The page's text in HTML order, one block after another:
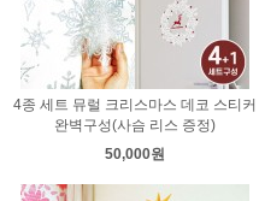
4종 세트 뮤럴 크리스마스 데코 스티커
완벽구성(사슴 리스 증정)
50,000원